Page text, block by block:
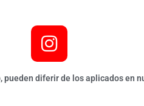
diferir de los aplicados en